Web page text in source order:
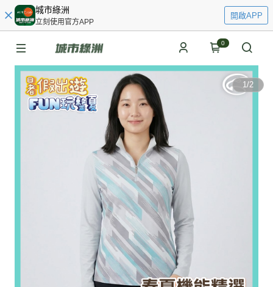
城市綠洲
立刻使用官方APP
開啟APP
0
1/2